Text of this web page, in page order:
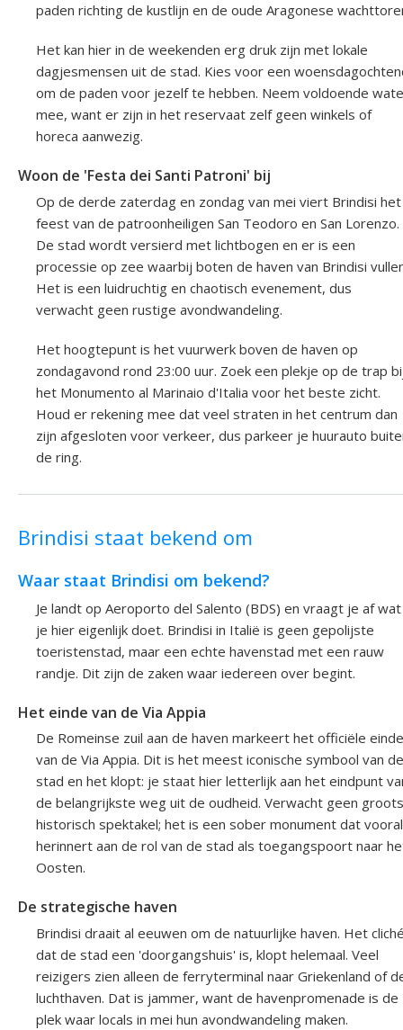
paden richting de kustlijn en de oude Aragonese
Het kan hier in de weekenden erg druk zijn met lokale
dagjesmensen uit de stad. Kies voor een
om de paden voor jezelf te hebben. Neem voldoende
mee, want er zijn in het reservaat zelf geen winkels of
horeca aanwezig.
Woon de 'Festa dei Santi Patroni' bij
Op de derde zaterdag en zondag van mei viert Brindisi het
feest van de patroonheiligen San Teodoro en San Lorenzo.
De stad wordt versierd met lichtbogen en er is een
processie op zee waarbij boten de haven van Brindisi
Het is een luidruchtig en chaotisch evenement, dus
verwacht geen rustige avondwandeling.
Het hoogtepunt is het vuurwerk boven de haven op
zondagavond rond 23:00 uur. Zoek een plekje op de trap
het Monumento al Marinaio d'Italia voor het beste zicht.
Houd er rekening mee dat veel straten in het centrum dan
zijn afgesloten voor verkeer, dus parkeer je huurauto
de ring.
Brindisi staat bekend om
Waar staat Brindisi om bekend?
Je landt op Aeroporto del Salento (BDS) en vraagt je af wat
je hier eigenlijk doet. Brindisi in Italië is geen gepolijste
toeristenstad, maar een echte havenstad met een rauw
randje. Dit zijn de zaken waar iedereen over begint.
Het einde van de Via Appia
De Romeinse zuil aan de haven markeert het officiële einde
van de Via Appia. Dit is het meest iconische symbool van de
stad en het klopt: je staat hier letterlijk aan het eindpunt
de belangrijkste weg uit de oudheid. Verwacht geen groots
historisch spektakel; het is een sober monument dat vooral
herinnert aan de rol van de stad als toegangspoort naar
Oosten.
De strategische haven
Brindisi draait al eeuwen om de natuurlijke haven. Het
dat de stad een 'doorgangshuis' is, klopt helemaal. Veel
reizigers zien alleen de ferryterminal naar Griekenland of
luchthaven. Dat is jammer, want de havenpromenade is de
plek waar locals in mei hun avondwandeling maken.